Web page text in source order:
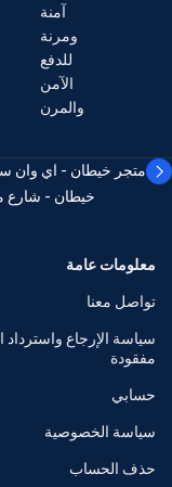
آمنة
ومرنة
للدفع
الآمن
والمرن
متجر خيطان - اي وان
خيطان - شارع
معلومات عامة
تواصل معنا
سياسة الإرجاع واسترداد
مفقودة
حسابي
سياسة الخصوصية
حذف الحساب